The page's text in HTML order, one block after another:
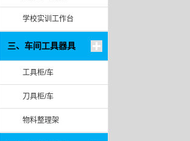
学校实训工作台
三、车间工具器具
工具柜/车
刀具柜/车
物料整理架